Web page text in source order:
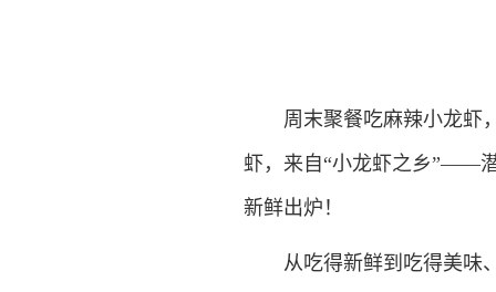
周末聚餐吃麻辣小龙虾，
虾，来自“小龙虾之乡”——
新鲜出炉！
从吃得新鲜到吃得美味、